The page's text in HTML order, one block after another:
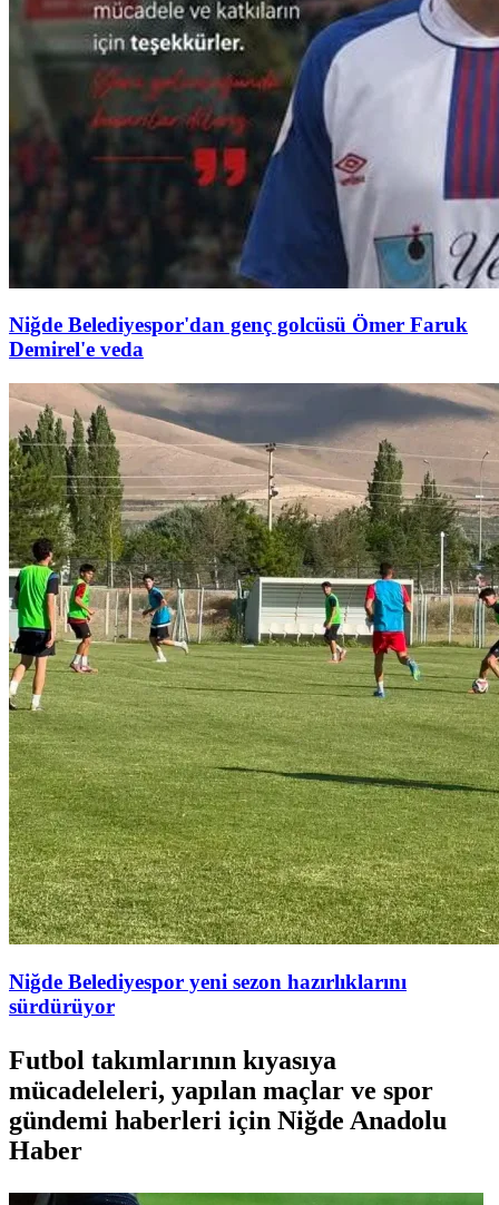
Niğde Belediyespor'dan genç golcüsü Ömer Faruk
Demirel'e veda
Niğde Belediyespor yeni sezon hazırlıklarını
sürdürüyor
Futbol takımlarının kıyasıya
mücadeleleri, yapılan maçlar ve spor
gündemi haberleri için Niğde Anadolu
Haber